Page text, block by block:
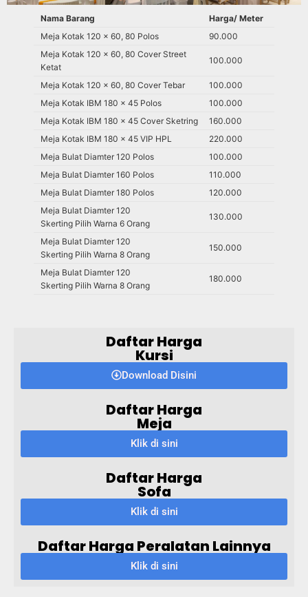
Nama Barang
Harga/ Meter
Meja Kotak 120 x 60, 80 Polos
90.000
Meja Kotak 120 x 60, 80 Cover Street
Ketat
100.000
Meja Kotak 120 x 60, 80 Cover Tebar
100.000
Meja Kotak IBM 180 x 45 Polos
100.000
Meja Kotak IBM 180 x 45 Cover Sketring
160.000
Meja Kotak IBM 180 x 45 VIP HPL
220.000
Meja Bulat Diamter 120 Polos
100.000
Meja Bulat Diamter 160 Polos
110.000
Meja Bulat Diamter 180 Polos
120.000
Meja Bulat Diamter 120
Skerting Pilih Warna 6 Orang
130.000
Meja Bulat Diamter 120
Skerting Pilih Warna 8 Orang
150.000
Meja Bulat Diamter 120
Skerting Pilih Warna 8 Orang
180.000
Daftar Harga
Kursi
Download Disini
Daftar Harga
Meja
Klik di sini
Daftar Harga
Sofa
Klik di sini
Daftar Harga Peralatan Lainnya
Klik di sini